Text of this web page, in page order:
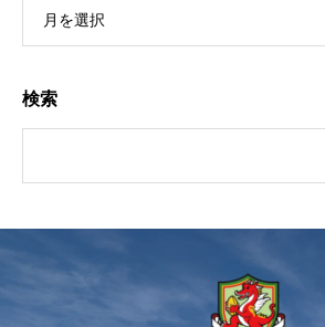
月を選択
検索